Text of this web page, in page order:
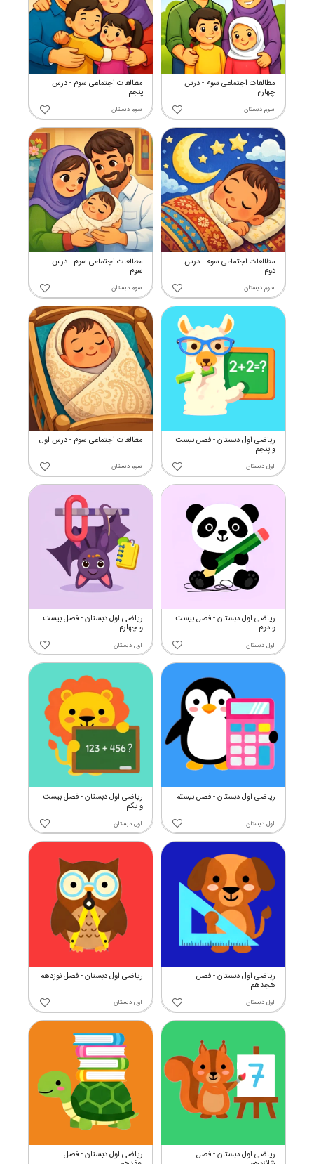
مطالعات اجتماعی سوم - درس
پنجم
سوم دبستان
مطالعات اجتماعی سوم - درس
چهارم
سوم دبستان
مطالعات اجتماعی سوم - درس
سوم
سوم دبستان
مطالعات اجتماعی سوم - درس
دوم
سوم دبستان
مطالعات اجتماعی سوم - درس اول
سوم دبستان
ریاضی اول دبستان - فصل بیست
و پنجم
اول دبستان
ریاضی اول دبستان - فصل بیست
و چهارم
اول دبستان
ریاضی اول دبستان - فصل بیست
و دوم
اول دبستان
ریاضی اول دبستان - فصل بیست
و یکم
اول دبستان
ریاضی اول دبستان - فصل بیستم
اول دبستان
ریاضی اول دبستان - فصل نوزدهم
اول دبستان
ریاضی اول دبستان - فصل
هجدهم
اول دبستان
ریاضی اول دبستان - فصل ریاضی اول دبستان - فصل